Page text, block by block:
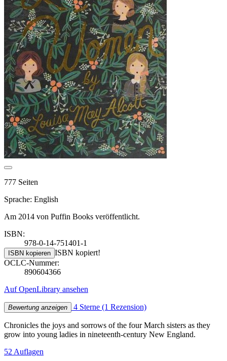
777 Seiten
Sprache: English
Am 2014 von Puffin Books veröffentlicht.
ISBN:
978-0-14-751401-1
ISBN kopieren ISBN kopiert!
OCLC-Nummer:
890604366
Auf OpenLibrary ansehen
Bewertung anzeigen 4 Sterne (1 Rezension)
Chronicles the joys and sorrows of the four March sisters as they
grow into young ladies in nineteenth-century New England.
52 Auflagen